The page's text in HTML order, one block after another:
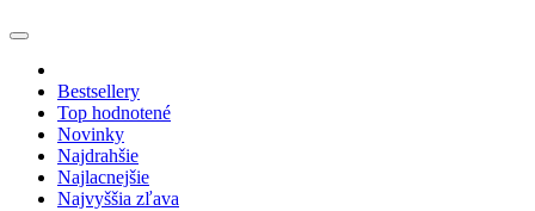
Bestsellery
Top hodnotené
Novinky
Najdrahšie
Najlacnejšie
Najvyššia zľava